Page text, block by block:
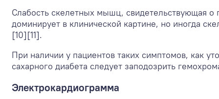
Слабость скелетных мышц, свидетельствующая
доминирует в клинической картине, но иногда
[10][11].
При наличии у пациентов таких симптомов, как
сахарного диабета следует заподозрить
Электрокардиограмма